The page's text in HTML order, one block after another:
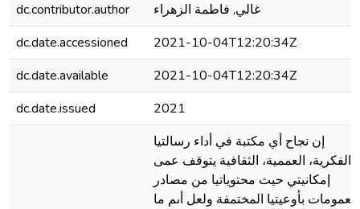
dc.contributor.author
غالي, فاطمة الزهراء
dc.date.accessioned
2021-10-04T12:20:34Z
dc.date.available
2021-10-04T12:20:34Z
dc.date.issued
2021
إن نجاح أي مكتبة في أداء رسالتيا
الفكرية، العممية، الثقافية يتوقف عمى
إمكانيتي حيث محتوياتيا من مصادر
معمومات بأوعيتيا المختمفة ولعل أىم ما